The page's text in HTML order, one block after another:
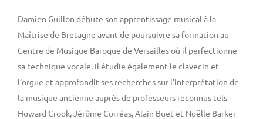
Damien Guillon débute son apprentissage musical à la
Maîtrise de Bretagne avant de poursuivre sa formation au
Centre de Musique Baroque de Versailles où il perfectionne
sa technique vocale. Il étudie également le clavecin et
l’orgue et approfondit ses recherches sur l’interprétation de
la musique ancienne auprès de professeurs reconnus tels
Howard Crook, Jérôme Corréas, Alain Buet et Noëlle Barker